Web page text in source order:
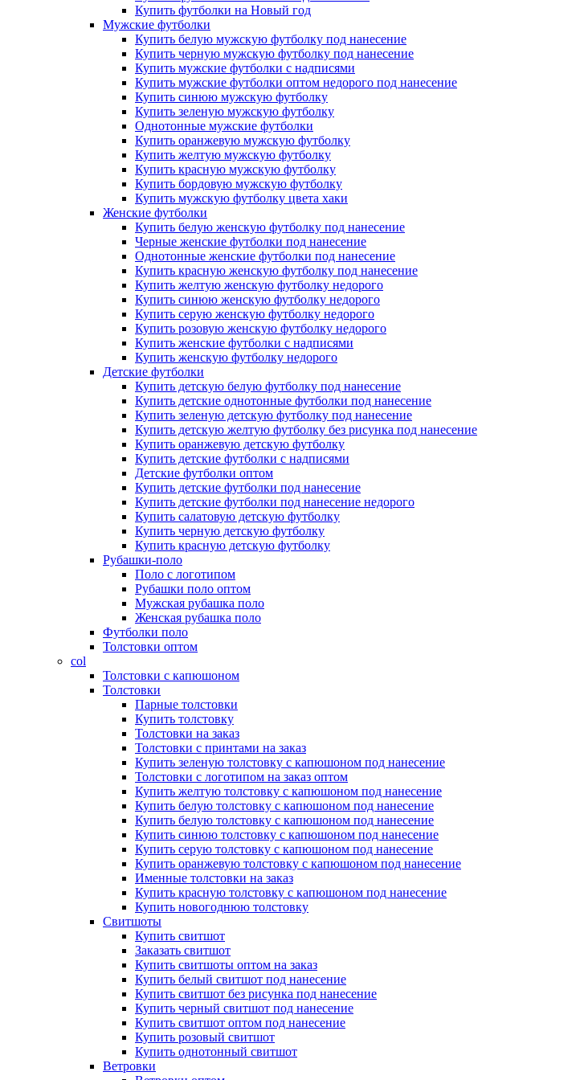
Купить футболки на Новый год
Мужские футболки
Купить белую мужскую футболку под нанесение
Купить черную мужскую футболку под нанесение
Купить мужские футболки с надписями
Купить мужские футболки оптом недорого под нанесение
Купить синюю мужскую футболку
Купить зеленую мужскую футболку
Однотонные мужские футболки
Купить оранжевую мужскую футболку
Купить желтую мужскую футболку
Купить красную мужскую футболку
Купить бордовую мужскую футболку
Купить мужскую футболку цвета хаки
Женские футболки
Купить белую женскую футболку под нанесение
Черные женские футболки под нанесение
Однотонные женские футболки под нанесение
Купить красную женскую футболку под нанесение
Купить желтую женскую футболку недорого
Купить синюю женскую футболку недорого
Купить серую женскую футболку недорого
Купить розовую женскую футболку недорого
Купить женские футболки с надписями
Купить женскую футболку недорого
Детские футболки
Купить детскую белую футболку под нанесение
Купить детские однотонные футболки под нанесение
Купить зеленую детскую футболку под нанесение
Купить детскую желтую футболку без рисунка под нанесение
Купить оранжевую детскую футболку
Купить детские футболки с надписями
Детские футболки оптом
Купить детские футболки под нанесение
Купить детские футболки под нанесение недорого
Купить салатовую детскую футболку
Купить черную детскую футболку
Купить красную детскую футболку
Рубашки-поло
Поло с логотипом
Рубашки поло оптом
Мужская рубашка поло
Женская рубашка поло
Футболки поло
Толстовки оптом
col
Толстовки с капюшоном
Толстовки
Парные толстовки
Купить толстовку
Толстовки на заказ
Толстовки с принтами на заказ
Купить зеленую толстовку с капюшоном под нанесение
Толстовки с логотипом на заказ оптом
Купить желтую толстовку с капюшоном под нанесение
Купить белую толстовку с капюшоном под нанесение
Купить белую толстовку с капюшоном под нанесение
Купить синюю толстовку с капюшоном под нанесение
Купить серую толстовку с капюшоном под нанесение
Купить оранжевую толстовку с капюшоном под нанесение
Именные толстовки на заказ
Купить красную толстовку с капюшоном под нанесение
Купить новогоднюю толстовку
Свитшоты
Купить свитшот
Заказать свитшот
Купить свитшоты оптом на заказ
Купить белый свитшот под нанесение
Купить свитшот без рисунка под нанесение
Купить черный свитшот под нанесение
Купить свитшот оптом под нанесение
Купить розовый свитшот
Купить однотонный свитшот
Ветровки